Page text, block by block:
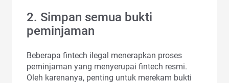
2. Simpan semua bukti
peminjaman
Beberapa fintech ilegal menerapkan proses
peminjaman yang menyerupai fintech resmi.
Oleh karenanya, penting untuk merekam bukti